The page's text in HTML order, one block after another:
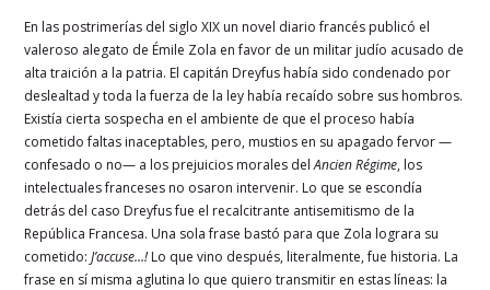
En las postrimerías del siglo XIX un novel diario francés publicó el
valeroso alegato de Émile Zola en favor de un militar judío acusado de
alta traición a la patria. El capitán Dreyfus había sido condenado por
deslealtad y toda la fuerza de la ley había recaído sobre sus hombros.
Existía cierta sospecha en el ambiente de que el proceso había
cometido faltas inaceptables, pero, mustios en su apagado fervor —
confesado o no— a los prejuicios morales delAncien Régime, los
intelectuales franceses no osaron intervenir. Lo que se escondía
detrás del caso Dreyfus fue el recalcitrante antisemitismo de la
República Francesa. Una sola frase bastó para que Zola lograra su
cometido:J’accuse…!Lo que vino después, literalmente, fue historia. La
frase en sí misma aglutina lo que quiero transmitir en estas líneas: la